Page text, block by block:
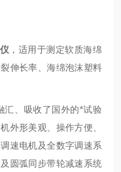
，适用于测定软质海绵
伸长率、海绵泡沫塑料
汇、吸收了国外的*试验
外形美观、操作方便、
速电机及全数字调速系
圆弧同步带轮减速系统